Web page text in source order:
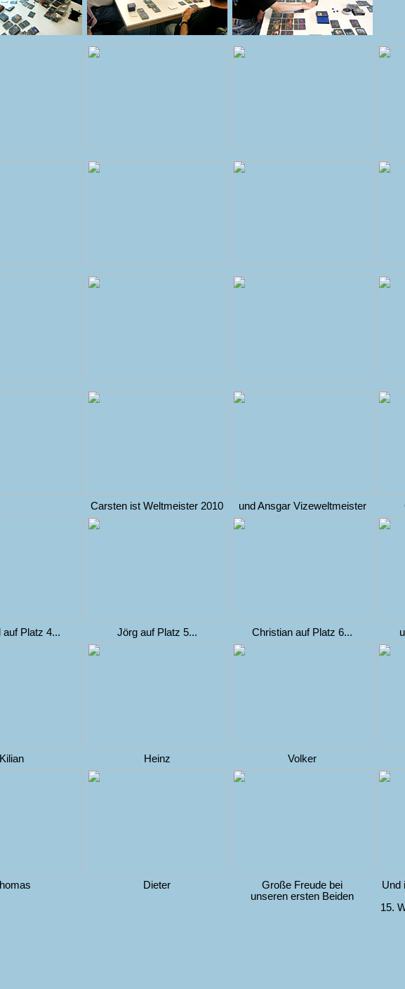
Carsten ist Weltmeister 2010 und Ansgar Vizeweltmeister
auf Platz 4... Jörg auf Platz 5... Christian auf Platz 6...
Kilian Heinz Volker
Dieter
Große Freude bei
unseren ersten Beiden
Und
15.